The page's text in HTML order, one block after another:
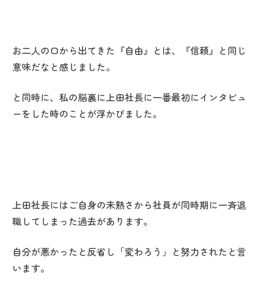
お二人の口から出てきた『自由』とは、『信頼』と同じ
意味だなと感じました。
と同時に、私の脳裏に上田社長に一番最初にインタビュ
ーをした時のことが浮かびました。
上田社長にはご自身の未熟さから社員が同時期に一斉退
職してしまった過去があります。
自分が悪かったと反省し「変わろう」と努力されたと言
います。